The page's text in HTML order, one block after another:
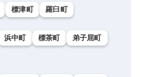
標津町 羅臼町
浜中町 標茶町
弟子屈町